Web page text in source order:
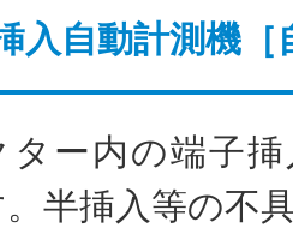
入自動計測機［
ター内の端子
。半挿入等の不